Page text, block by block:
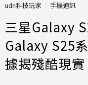
udn科技玩家 手機通訊
三星Galaxy
Galaxy S25
據揭殘酷現實